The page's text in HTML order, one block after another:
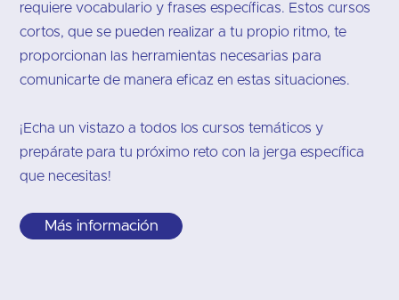
requiere vocabulario y frases específicas. Estos cursos
cortos, que se pueden realizar a tu propio ritmo, te
proporcionan las herramientas necesarias para
comunicarte de manera eficaz en estas situaciones.
¡Echa un vistazo a todos los cursos temáticos y
prepárate para tu próximo reto con la jerga específica
que necesitas!
Más información